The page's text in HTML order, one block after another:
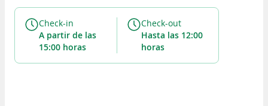
Check-in
a partir de las
15:00 horas
Check-out
hasta las 12:00
horas